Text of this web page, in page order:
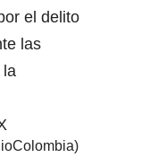
el delito
las